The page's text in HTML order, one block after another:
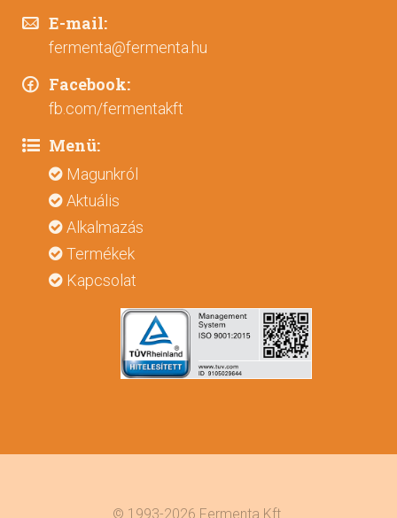
E-mail:
fermenta@fermenta.hu
Facebook:
fb.com/fermentakft
Menü:
Magunkról
Aktuális
Alkalmazás
Termékek
Kapcsolat
© 1993-2026 Fermenta Kft.